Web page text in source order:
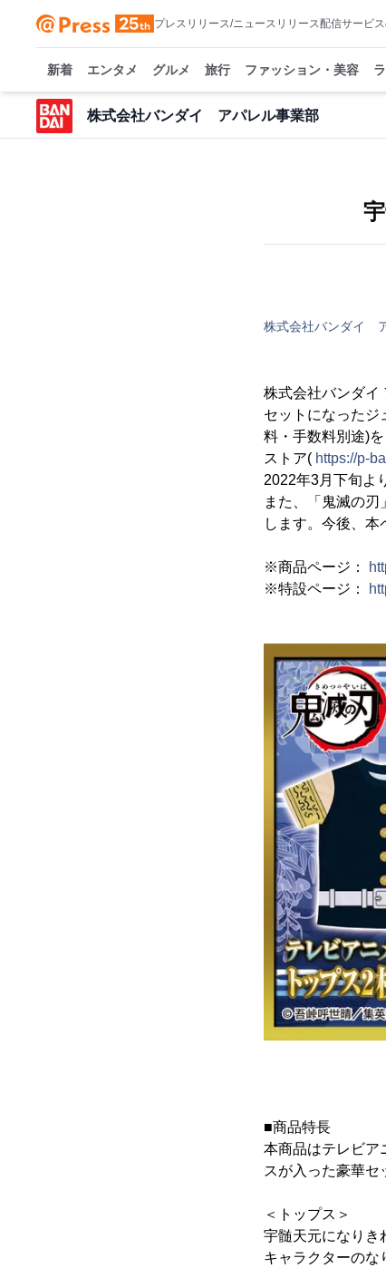
プレスリリース/ニュースリリース配信サービ
新着 エンタメ グルメ 旅行 ファッション・美容
株式会社バンダイ アパレル事業部
株式会社バンダイ
株式会社バンダイ
セットになったジ
料・手数料別途)
ストア( https://p-
2022年3月下旬よ
また、「鬼滅の
します。今後、
※商品ページ：
※特設ページ：
■商品特長
本商品はテレビア
スが入った豪華セ
＜トップス＞
宇髄天元になりき
キャラクターのな